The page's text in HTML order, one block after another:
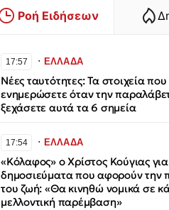
Ροή Ειδήσεων
17:57 ∙ ΕΛΛΑΔΑ
Νέες ταυτότητες: Τα στοιχεία
ενημερώσετε όταν την
ξεχάσετε αυτά τα 6 σημεία
17:54 ∙ ΕΛΛΑΔΑ
«Κόλαφος» ο Χρίστος Κούγιας για
δημοσιεύματα που αφορούν την
του ζωή: «Θα κινηθώ νομικά σε
μελλοντική παρέμβαση»